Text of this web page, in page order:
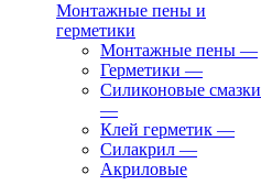
Монтажные пены и
герметики
Монтажные пены —
Герметики —
Силиконовые смазки
—
Клей герметик —
Силакрил —
Акриловые